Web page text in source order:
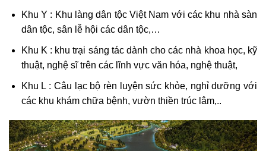
Khu Y : Khu làng dân tộc Việt Nam với các khu nhà sàn
dân tộc, sân lễ hội các dân tộc,…
Khu K : khu trại sáng tác dành cho các nhà khoa học, kỹ
thuật, nghệ sĩ trên các lĩnh vực văn hóa, nghệ thuật,
Khu L : Câu lạc bộ rèn luyện sức khỏe, nghỉ dưỡng với
các khu khám chữa bệnh, vườn thiền trúc lâm,..